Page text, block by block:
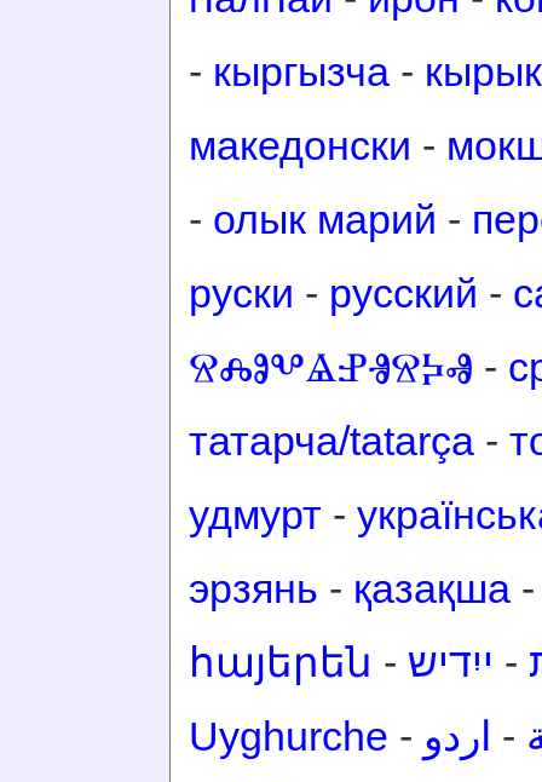
- кыргызча -
македонски -
- олык марий -
руски - русский -
ⰔⰎⰑⰂⰡⰐⰠⰔⰍⰟ -
татарча/tatarça -
удмурт -
эрзянь - қазақша
հայերեն - ייִדיש -
Uyghurche - اردو -